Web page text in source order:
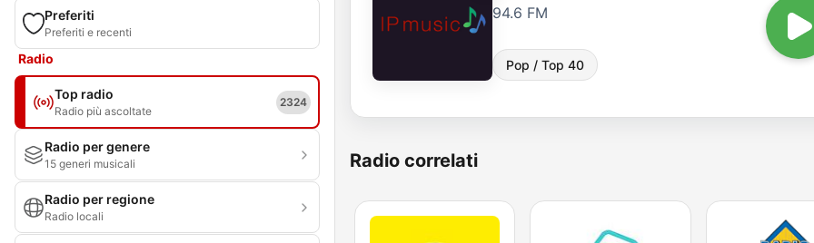
Preferiti
Preferiti e recenti
Radio
Top radio
Radio più ascoltate
2324
Radio per genere
15 generi musicali
Radio per regione
Radio locali
94.6 FM
Pop / Top 40
Radio correlati